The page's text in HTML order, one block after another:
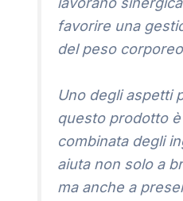
favorire una
del peso
Uno degli aspetti
questo prodotto è
combinata degli
aiuta non solo a
ma anche a